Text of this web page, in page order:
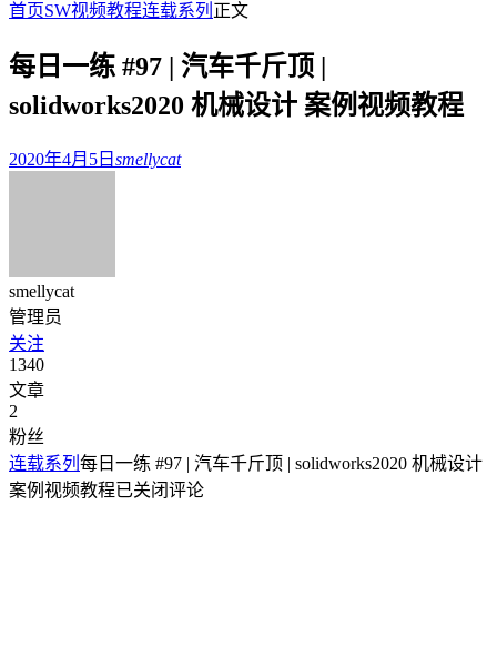
首页SW视频教程连载系列 正文
每日一练 #97 | 汽车千斤顶 |
solidworks2020 机械设计 案例视频教程
2020年4月5日 smellycat
smellycat
管理员
关注
1340
文章
2
粉丝
连载系列 每日一练 #97 | 汽车千斤顶 | solidworks2020 机械设计
案例视频教程已关闭评论